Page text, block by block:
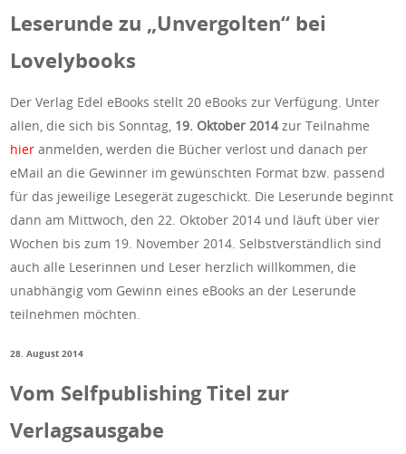
Leserunde zu „Unvergolten“ bei
Lovelybooks
Der Verlag Edel eBooks stellt 20 eBooks zur Verfügung. Unter
allen, die sich bis Sonntag, 19. Oktober 2014zur Teilnahme
hier anmelden, werden die Bücher verlost und danach per
eMail an die Gewinner im gewünschten Format bzw. passend
für das jeweilige Lesegerät zugeschickt. Die Leserunde beginnt
dann am Mittwoch, den 22. Oktober 2014 und läuft über vier
Wochen bis zum 19. November 2014. Selbstverständlich sind
auch alle Leserinnen und Leser herzlich willkommen, die
unabhängig vom Gewinn eines eBooks an der Leserunde
teilnehmen möchten.
28. August 2014
Vom Selfpublishing Titel zur
Verlagsausgabe